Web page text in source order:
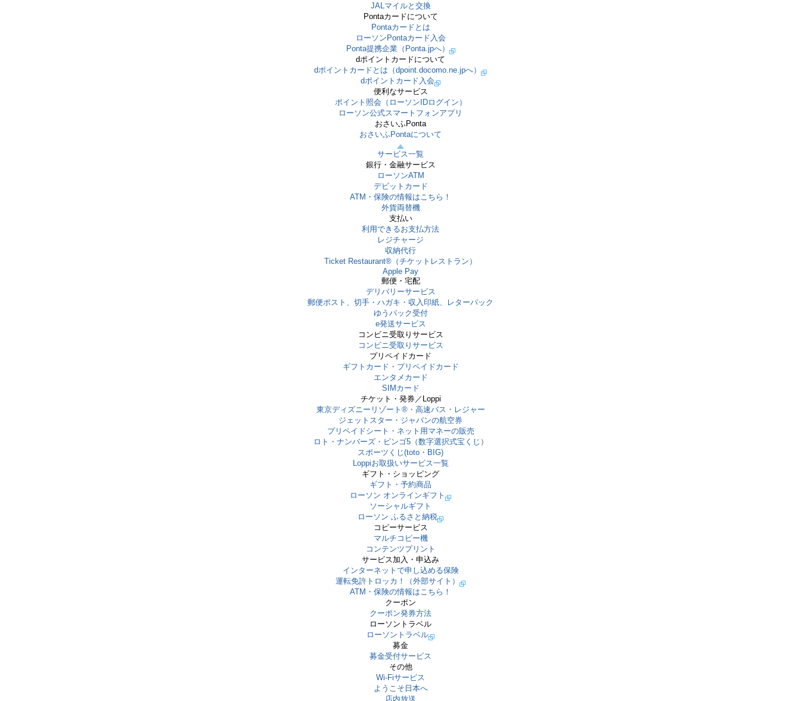
JALマイルと交換
Pontaカードについて
Pontaカードとは
ローソンPontaカード入会
Ponta提携企業（Ponta.jpへ）
dポイントカードについて
dポイントカードとは（dpoint.docomo.ne.jpへ）
dポイントカード入会
便利なサービス
ポイント照会（ローソンIDログイン）
ローソン公式スマートフォンアプリ
おさいふPonta
おさいふPontaについて
サービス一覧
銀行・金融サービス
ローソンATM
デビットカード
ATM・保険の情報はこちら！
外貨両替機
支払い
利用できるお支払方法
レジチャージ
収納代行
Ticket Restaurant®（チケットレストラン）
Apple Pay
郵便・宅配
デリバリーサービス
郵便ポスト、切手・ハガキ・収入印紙、レターパック
ゆうパック受付
e発送サービス
コンビニ受取りサービス
コンビニ受取りサービス
プリペイドカード
ギフトカード・プリペイドカード
エンタメカード
SIMカード
チケット・発券／Loppi
東京ディズニーリゾート®・⾼速バス・レジャー
ジェットスター・ジャパンの航空券
プリペイドシート・ネット用マネーの販売
ロト・ナンバーズ・ビンゴ5（数字選択式宝くじ）
スポーツくじ(toto・BIG)
Loppiお取扱いサービス一覧
ギフト・ショッピング
ギフト・予約商品
ローソン オンラインギフト
ソーシャルギフト
ローソン ふるさと納税
コピーサービス
マルチコピー機
コンテンツプリント
サービス加入・申込み
インターネットで申し込める保険
運転免許トロッカ！（外部サイト）
ATM・保険の情報はこちら！
クーポン
クーポン発券方法
ローソントラベル
ローソントラベル
募金
募金受付サービス
その他
Wi-Fiサービス
ようこそ日本へ
店内放送